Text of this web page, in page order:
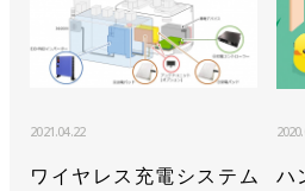
2021.04.22
ワイヤレス充電システム
ハ